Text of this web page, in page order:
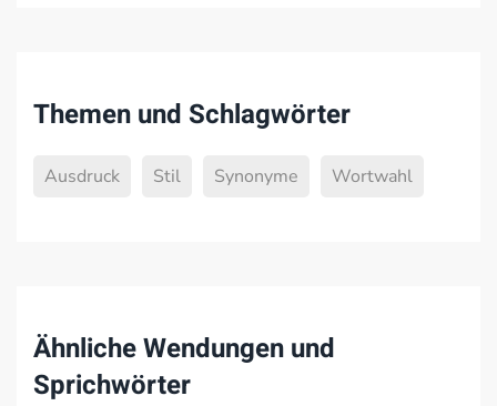
Themen und Schlagwörter
Ausdruck Stil Synonyme Wortwahl
Ähnliche Wendungen und
Sprichwörter